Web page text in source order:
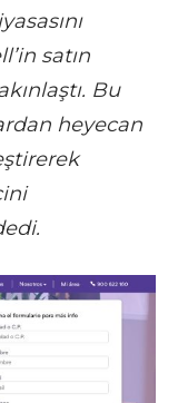
satın
Bu
heyecan